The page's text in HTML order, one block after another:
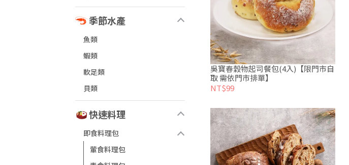
季節水產
魚類
蝦類
軟足類
貝類
快速料理
即食料理包
葷食料理包
吳寶春穀物起司餐包(4入)【限門市自
取 需依門市排單】
NT$99